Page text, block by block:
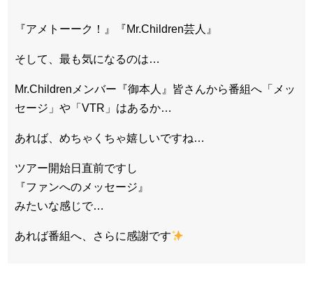
『アメトーーク！』『Mr.Children芸人』
そして、最も気になるのは…
Mr.Childrenメンバー『御本人』皆さんから番組へ「メッ
セージ」や「VTR」はあるか…
あれば、めちゃくちゃ嬉しいですね…
ツアー開始日直前ですし
『ファンへのメッセージ』
みたいな感じで…
あれば番組へ、さらに感謝です